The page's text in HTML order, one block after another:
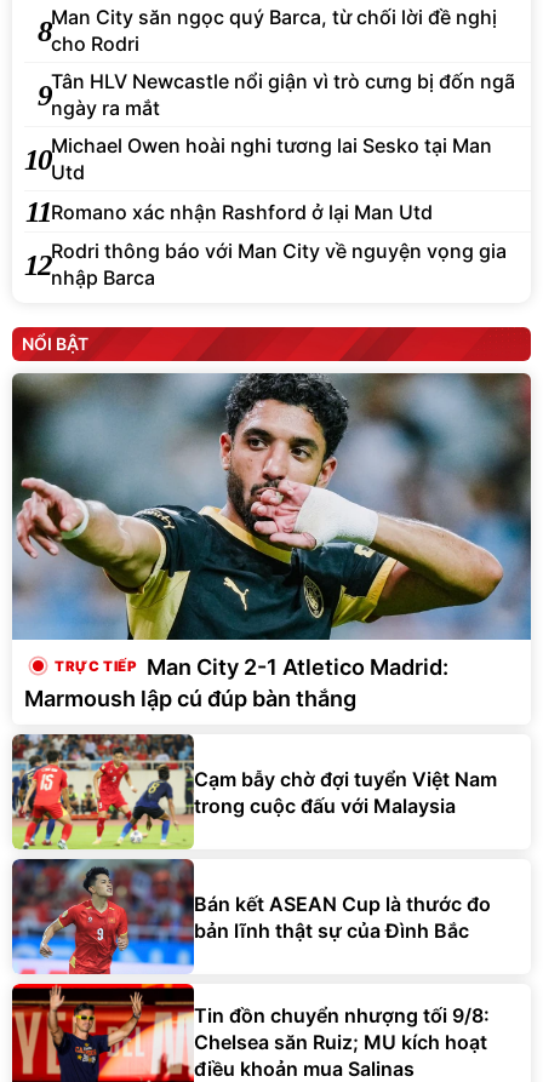
8Man City săn ngọc quý Barca, từ chối lời đề nghị
cho Rodri
9Tân HLV Newcastle nổi giận vì trò cưng bị đốn ngã
ngày ra mắt
10Michael Owen hoài nghi tương lai Sesko tại Man
Utd
11Romano xác nhận Rashford ở lại Man Utd
12Rodri thông báo với Man City về nguyện vọng gia
nhập Barca
NỔI BẬT
Man City 2-1 Atletico Madrid:
Marmoush lập cú đúp bàn thắng
Cạm bẫy chờ đợi tuyển Việt Nam
trong cuộc đấu với Malaysia
Bán kết ASEAN Cup là thước đo
bản lĩnh thật sự của Đình Bắc
Tin đồn chuyển nhượng tối 9/8:
Chelsea săn Ruiz; MU kích hoạt
điều khoản mua Salinas